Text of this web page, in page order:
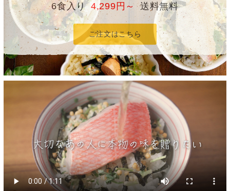
6食入り 4,299円～ 送料無料
ご注文はこちら